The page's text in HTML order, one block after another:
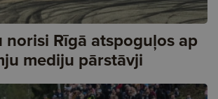
norisi Rīgā atspoguļos ap
mediju pārstāvji